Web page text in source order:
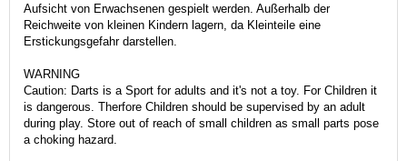
Aufsicht von Erwachsenen gespielt werden. Außerhalb der
Reichweite von kleinen Kindern lagern, da Kleinteile eine
Erstickungsgefahr darstellen.
WARNING
Caution: Darts is a Sport for adults and it's not a toy. For Children it
is dangerous. Therfore Children should be supervised by an adult
during play. Store out of reach of small children as small parts pose
a choking hazard.